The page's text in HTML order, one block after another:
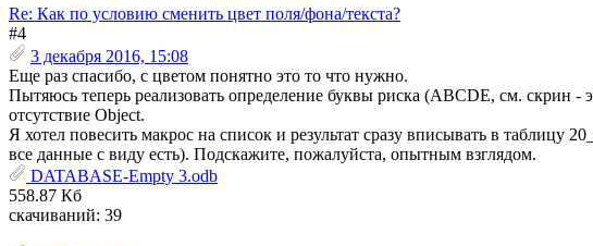
Re: Как по условию сменить цвет поля/фона/текста?
#4
3 декабря 2016, 15:08
Еще раз спасибо, с цветом понятно это то что нужно.
Пытяюсь теперь реализовать определение буквы риска (ABCDE, см. скрин -
отсутствие Object.
Я хотел повесить макрос на список и результат сразу вписывать в
все данные с виду есть). Подскажите, пожалуйста, опытным взглядом.
DATABASE-Empty 3.odb
558.87 Кб
скачиваний: 39